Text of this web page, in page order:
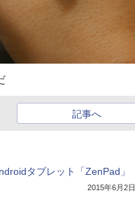
記事へ
タブレット「ZenPad」
2015年6月2日